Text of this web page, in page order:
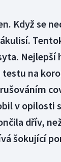
Když se
Nejlepší
na
v
dřív,
šokující